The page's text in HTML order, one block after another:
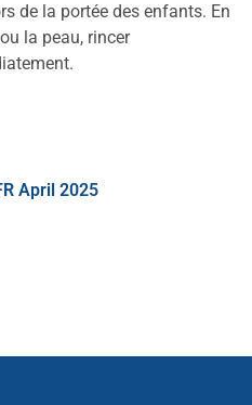
de la portée des enfants. En
la peau, rincer
April 2025